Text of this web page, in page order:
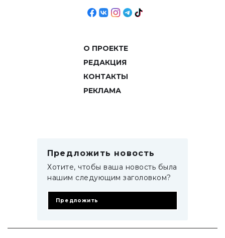
О ПРОЕКТЕ
РЕДАКЦИЯ
КОНТАКТЫ
РЕКЛАМА
Предложить новость
Хотите, чтобы ваша новость была
нашим следующим заголовком?
Предложить